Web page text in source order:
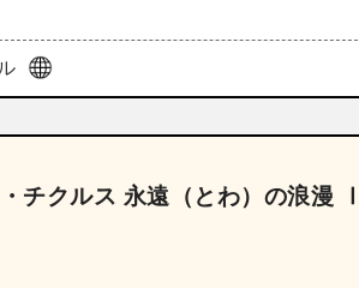
チクルス 永遠（とわ）の浪漫 Ⅰ